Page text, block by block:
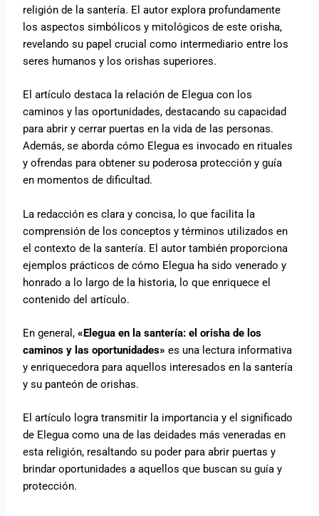
religión de la santería. El autor explora profundamente
los aspectos simbólicos y mitológicos de este orisha,
revelando su papel crucial como intermediario entre los
seres humanos y los orishas superiores.
El artículo destaca la relación de Elegua con los
caminos y las oportunidades, destacando su capacidad
para abrir y cerrar puertas en la vida de las personas.
Además, se aborda cómo Elegua es invocado en rituales
y ofrendas para obtener su poderosa protección y guía
en momentos de dificultad.
La redacción es clara y concisa, lo que facilita la
comprensión de los conceptos y términos utilizados en
el contexto de la santería. El autor también proporciona
ejemplos prácticos de cómo Elegua ha sido venerado y
honrado a lo largo de la historia, lo que enriquece el
contenido del artículo.
En general,«Elegua en la santería: el orisha de los
caminos y las oportunidades» es una lectura informativa
y enriquecedora para aquellos interesados en la santería
y su panteón de orishas.
El artículo logra transmitir la importancia y el significado
de Elegua como una de las deidades más veneradas en
esta religión, resaltando su poder para abrir puertas y
brindar oportunidades a aquellos que buscan su guía y
protección.